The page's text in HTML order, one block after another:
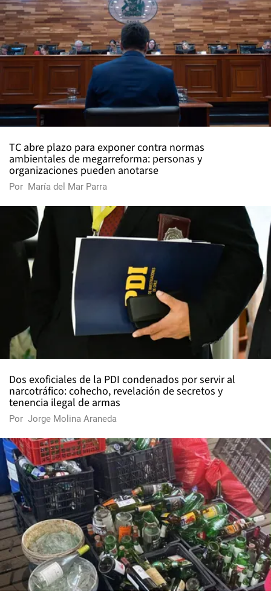
TC abre plazo para exponer contra normas
ambientales de megarreforma: personas y
organizaciones pueden anotarse
Por María del Mar Parra
Dos exoficiales de la PDI condenados por servir al
narcotráfico: cohecho, revelación de secretos y
tenencia ilegal de armas
Por Jorge Molina Araneda